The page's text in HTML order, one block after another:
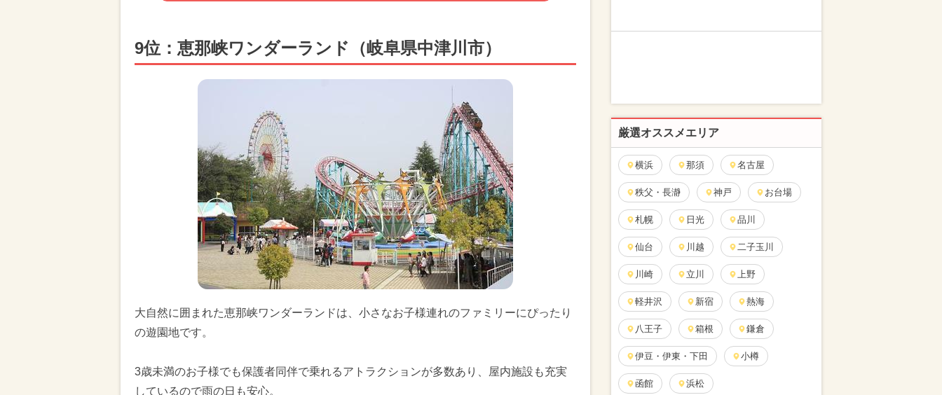
9位：恵那峡ワンダーランド（岐阜県中津川市）
大自然に囲まれた恵那峡ワンダーランドは、小さなお子様連れのファミリーにぴったり
の遊園地です。
3歳未満のお子様でも保護者同伴で乗れるアトラクションが多数あり、屋内施設も充実
しているので雨の日も安心。
厳選オススメエリア
横浜 那須 名古屋
秩父・長瀞 神戸 お台場
札幌 日光 品川
仙台 川越 二子玉川
川崎 立川 上野
軽井沢 新宿 熱海
八王子 箱根 鎌倉
伊豆・伊東・下田 小樽
函館 浜松